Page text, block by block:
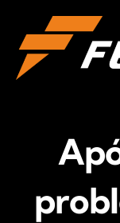
para
conteúdo